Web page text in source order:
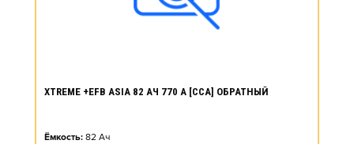
XTREME +EFB ASIA 82 АЧ 770 А [CCA] ОБРАТНЫЙ
Ёмкость: 82 Ач